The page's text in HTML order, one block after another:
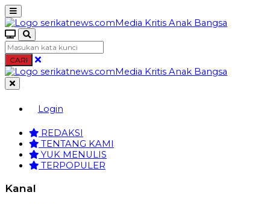
CARI
Login
REDAKSI
TENTANG KAMI
YUK MENULIS
TERPOPULER
Kanal